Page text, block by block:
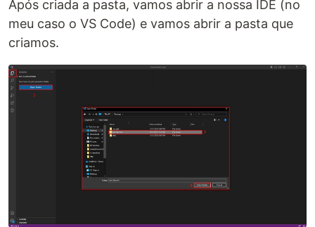
Após criada a pasta, vamos abrir a nossa IDE (no
meu caso o VS Code) e vamos abrir a pasta que
criamos.